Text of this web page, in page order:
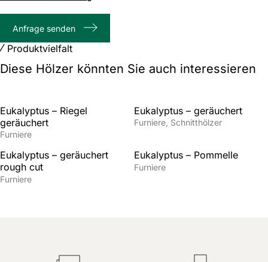
Zeichenanzahl
Anfrage senden
Produktvielfalt
Diese Hölzer könnten Sie auch interessieren
Eukalyptus – Riegel
geräuchert
Furniere
Eukalyptus – geräuchert
Furniere Schnitthölzer
Eukalyptus – geräuchert
rough cut
Furniere
Eukalyptus – Pommelle
Furniere